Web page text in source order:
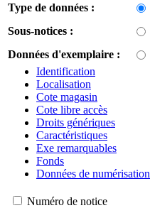
Type de données :
Sous-notices :
Données d'exemplaire :
Identification
Localisation
Cote magasin
Cote libre accès
Droits génériques
Caractéristiques
Exe remarquables
Fonds
Données de numérisation
Numéro de notice